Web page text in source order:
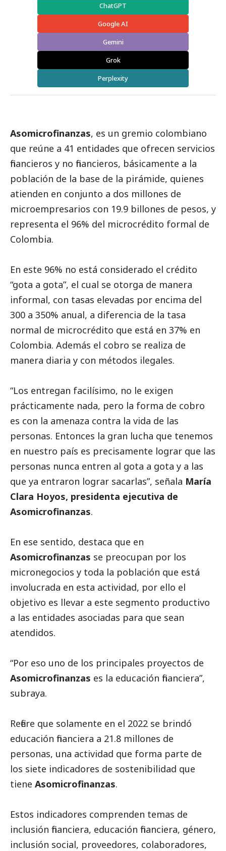
ChatGPT
Google AI
Gemini
Grok
Perplexity
Asomicrofinanzas, es un gremio colombiano
que reúne a 41 entidades que ofrecen servicios
financieros y no financieros, básicamente a la
población de la base de la pirámide, quienes
atienden en conjunto a dos millones de
microempresarios con 19.9 billones de pesos, y
representa el 96% del microcrédito formal de
Colombia.
En este 96% no está considerado el crédito
“gota a gota”, el cual se otorga de manera
informal, con tasas elevadas por encima del
300 a 350% anual, a diferencia de la tasa
normal de microcrédito que está en 37% en
Colombia. Además el cobro se realiza de
manera diaria y con métodos ilegales.
“Los entregan facilísimo, no le exigen
prácticamente nada, pero la forma de cobro
es con la amenaza contra la vida de las
personas. Entonces la gran lucha que tenemos
en nuestro país es precisamente lograr que las
personas nunca entren al gota a gota y a las
que ya entraron lograr sacarlas”, señala María
Clara Hoyos, presidenta ejecutiva de
Asomicrofinanzas.
En ese sentido, destaca que en
Asomicrofinanzas se preocupan por los
micronegocios y toda la población que está
involucrada en esta actividad, por ello el
objetivo es llevar a este segmento productivo
a las entidades asociadas para que sean
atendidos.
“Por eso uno de los principales proyectos de
Asomicrofinanzas es la educación financiera”,
subraya.
Refiere que solamente en el 2022 se brindó
educación financiera a 21.8 millones de
personas, una actividad que forma parte de
los siete indicadores de sostenibilidad que
tiene Asomicrofinanzas.
Estos indicadores comprenden temas de
inclusión financiera, educación financiera, género,
inclusión social, proveedores, colaboradores,